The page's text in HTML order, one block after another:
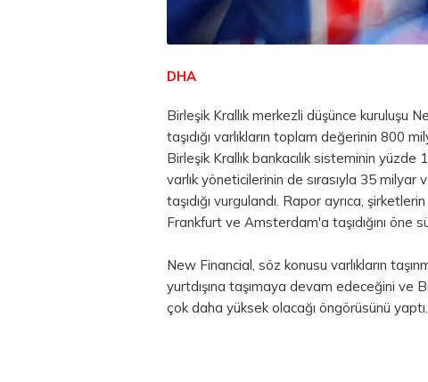
DHA
Birleşik Krallık merkezli düşünce kuruluşu
taşıdığı varlıkların toplam değerinin 800
Birleşik Krallık bankacılık sisteminin
varlık yöneticilerinin de sırasıyla 35 milyar
taşıdığı vurgulandı. Rapor ayrıca,
Frankfurt ve Amsterdam'a taşıdığını öne
New Financial, söz konusu varlıkların
yurtdışına taşımaya devam edeceğini ve
çok daha yüksek olacağı öngörüsünü yaptı.